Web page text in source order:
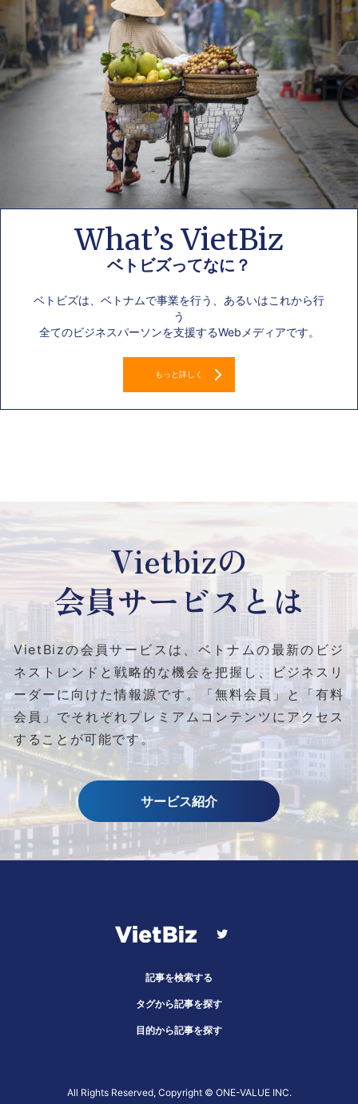
What’s VietBiz
ベトビズってなに？
ベトビズは、ベトナムで事業を行う、あるいはこれから行
う
全てのビジネスパーソンを支援するWebメディアです。
もっと詳しく
Vietbizの
会員サービスとは
VietBizの会員サービスは、ベトナムの最新のビジ
ネストレンドと戦略的な機会を把握し、ビジネスリ
ーダーに向けた情報源です。
「無料会員」と「有料
会員」でそれぞれプレミアムコンテンツにアクセス
することが可能です。
サービス紹介
記事を検索する
タグから記事を探す
目的から記事を探す
All Rights Reserved, Copyright ©︎ ONE-VALUE INC.